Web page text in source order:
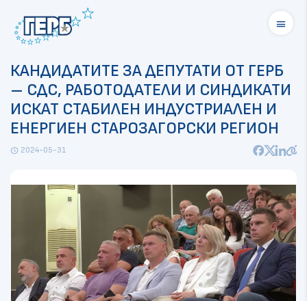
menu
КАНДИДАТИТЕ ЗА ДЕПУТАТИ ОТ ГЕРБ
– СДС, РАБОТОДАТЕЛИ И СИНДИКАТИ
ИСКАТ СТАБИЛЕН ИНДУСТРИАЛЕН И
ЕНЕРГИЕН СТАРОЗАГОРСКИ РЕГИОН
schedule 2024-05-31